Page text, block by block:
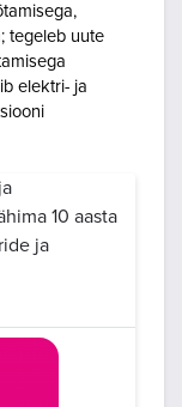
tegeleb uute
elektri- ja
10 aasta
ja